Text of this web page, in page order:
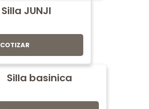
Silla JUNJI
COTIZAR
Silla basinica